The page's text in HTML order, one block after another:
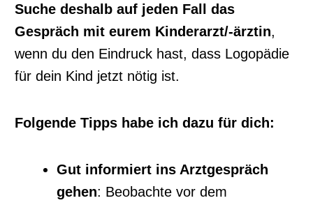
Suche deshalb auf jeden Fall das
Gespräch mit eurem Kinderarzt/-ärztin,
wenn du den Eindruck hast, dass Logopädie
für dein Kind jetzt nötig ist.
Folgende Tipps habe ich dazu für dich:
Gut informiert ins Arztgespräch
gehen: Beobachte vor dem